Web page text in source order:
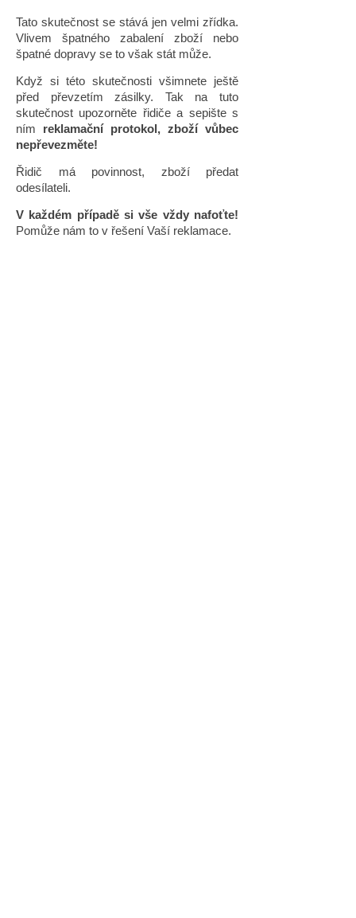
Tato skutečnost se stává jen velmi zřídka.
Vlivem špatného zabalení zboží nebo
špatné dopravy se to však stát může.
Když si této skutečnosti všimnete ještě
před převzetím zásilky. Tak na tuto
skutečnost upozorněte řidiče a sepište s
ním reklamační protokol, zboží vůbec
nepřevezměte!
Řidič má povinnost, zboží předat
odesílateli.
V každém případě si vše vždy nafoťte!
Pomůže nám to v řešení Vaší reklamace.